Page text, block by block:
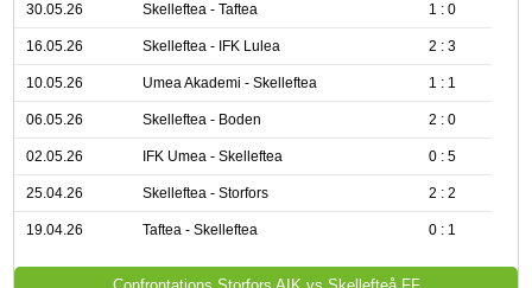
30.05.26 Skelleftea - Taftea 1 : 0
16.05.26 Skelleftea - IFK Lulea 2 : 3
10.05.26 Umea Akademi - Skelleftea 1 : 1
06.05.26 Skelleftea - Boden 2 : 0
02.05.26 IFK Umea - Skelleftea 0 : 5
25.04.26 Skelleftea - Storfors 2 : 2
19.04.26 Taftea - Skelleftea 0 : 1